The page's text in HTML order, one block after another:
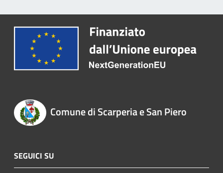
Comune di Scarperia e San Piero
SEGUICI SU